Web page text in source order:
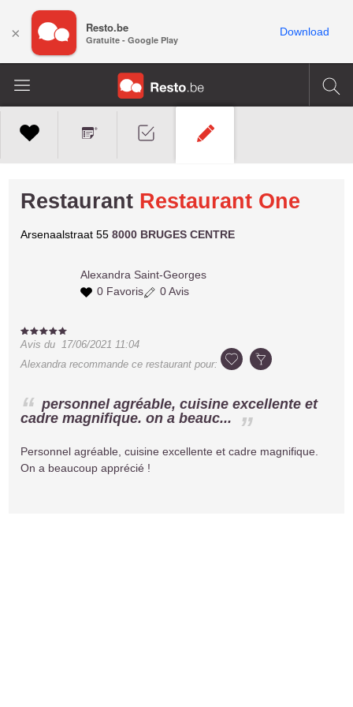
Restaurant Restaurant One
Arsenaalstraat 558000 BRUGES CENTRE
Alexandra Saint-Georges
0 Favoris
0 Avis
Avis du17/06/2021 11:04
Alexandra recommande ce restaurant pour:
personnel agréable, cuisine excellente et
cadre magnifique. on a beauc...
Personnel agréable, cuisine excellente et cadre magnifique.
On a beaucoup apprécié !
× Resto.be
Gratuite - Google Play
Download